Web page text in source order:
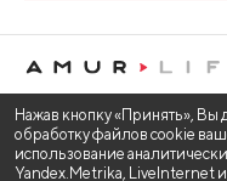
Нажав кнопку «Принять», Вы
обработку файлов cookie
использование
Yandex.Metrika, LiveInternet